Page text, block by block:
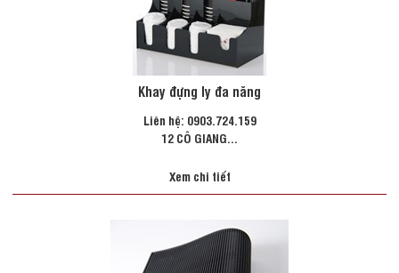
Khay đựng ly đa năng
Liên hệ: 0903.724.159
12 CÔ GIANG...
Xem chi tiết